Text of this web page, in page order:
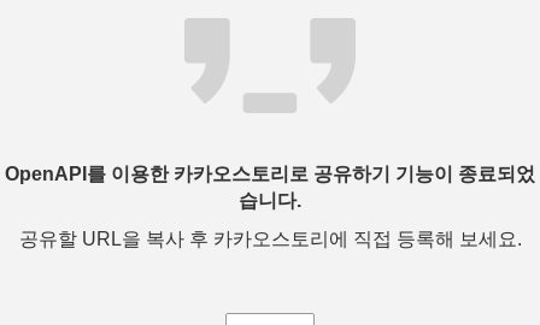
OpenAPI를 이용한 카카오스토리로 공유하기 기능이 종료되었
습니다.
공유할 URL을 복사 후 카카오스토리에 직접 등록해 보세요.